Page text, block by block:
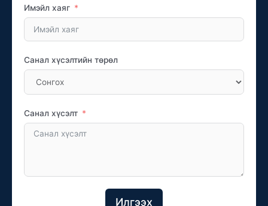
Имэйл хаяг
Санал хүсэлтийн төрөл
Санал хүсэлт
Илгээх